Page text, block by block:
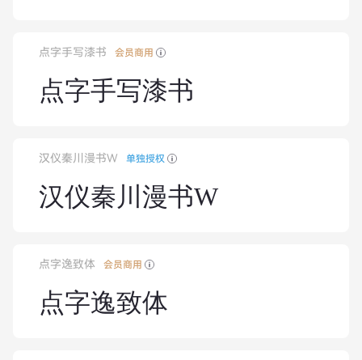
点字手写漆书 会员商用
点字手写漆书
汉仪秦川漫书W 单独授权
汉仪秦川漫书W
点字逸致体 会员商用
点字逸致体